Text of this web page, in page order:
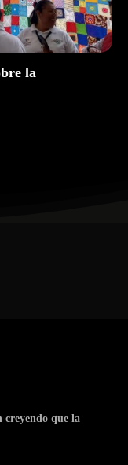
la
creyendo que la